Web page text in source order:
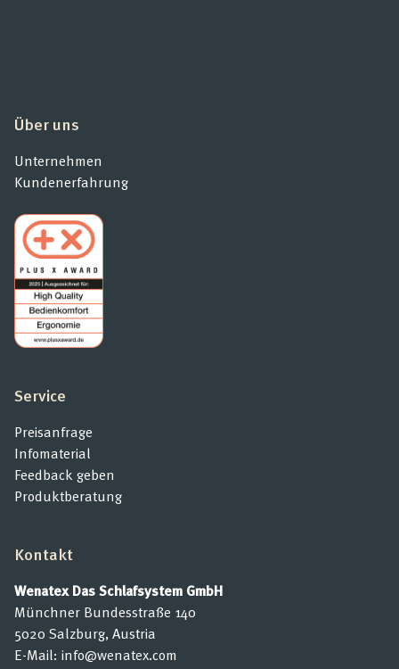
Über uns
Unternehmen
Kundenerfahrung
Service
Preisanfrage
Infomaterial
Feedback geben
Produktberatung
Kontakt
Wenatex Das Schlafsystem GmbH
Münchner Bundesstraße 140
5020 Salzburg, Austria
E-Mail: info@wenatex.com